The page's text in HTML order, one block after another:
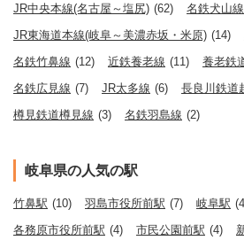
JR中央本線(名古屋～塩尻) (62) 名鉄犬山線
JR東海道本線(岐阜～美濃赤坂・米原) (14)
名鉄竹鼻線 (12) 近鉄養老線 (11) 養老鉄
名鉄広見線 (7) JR太多線 (6) 長良川鉄道
樽見鉄道樽見線 (3) 名鉄羽島線 (2)
岐阜県の人気の駅
竹鼻駅 (10) 羽島市役所前駅 (7) 岐阜駅
各務原市役所前駅 (4) 市民公園前駅 (4)